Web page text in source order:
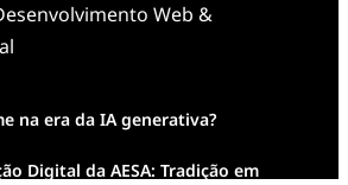
Web &
na era da IA generativa?
Digital da AESA: Tradição em